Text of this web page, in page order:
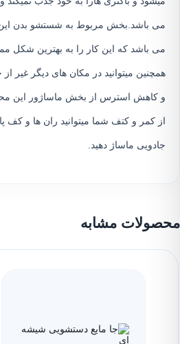
می باشد.بخش مربوط به شستشو بدن
می باشد که این کار را به بهترین شکل
همچنین میتوانید در مکان های دیگر غیر
و کاهش استرس از بخش ماساژور این
از کمر و کتف شما میتوانید ران ها و کف
جادویی ماساژ دهید.
محصولات مشابه